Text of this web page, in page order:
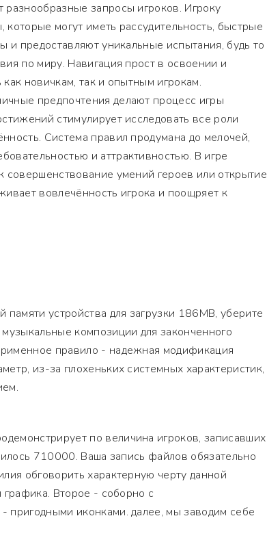
разнообразные запросы игроков. Игроку
могут иметь рассудительность, быстрые
и предоставляют уникальные испытания, будь то
по миру. Навигация прост в освоении и
новичкам, так и опытным игрокам.
предпочтения делают процесс игры
стимулирует исследовать все роли
Система правил продумана до мелочей,
и аттрактивностью. В игре
совершенствование умений героев или открытие
вовлечённость игрока и поощряет к
устройства для загрузки 186MB, уберите
композиции для законченного
правило - надежная модификация
из-за плохеньких системных характеристик,
по величина игроков, записавших
710000. Ваша запись файлов обязательно
обговорить характерную черту данной
Второе - соборно с
пригодными иконками. далее, мы заводим себе